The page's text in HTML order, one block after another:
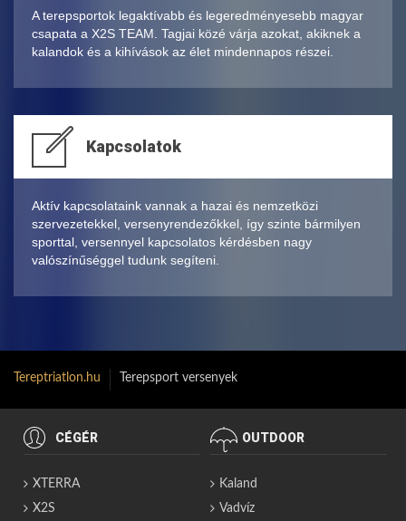
A terepsportok legaktívabb és legeredményesebb magyar
csapata a X2S TEAM. Tagjai közé várja azokat, akiknek a
kalandok és a kihívások az élet mindennapos részei.
Kapcsolatok
Aktív kapcsolataink vannak a hazai és nemzetközi
szervezetekkel, versenyrendezőkkel, így szinte bármilyen
sporttal, versennyel kapcsolatos kérdésben nagy
valószínűséggel tudunk segíteni.
Tereptriatlon.hu Terepsport versenyek
CÉGÉR
XTERRA
X2S
OUTDOOR
Kaland
Vadvíz